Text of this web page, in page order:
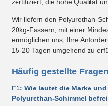
zertifiziert, die hohe Qualität
Wir liefern den Polyurethan-
20kg-Fässern, mit einer
ermöglichen uns, Ihre
15-20 Tagen umgehend zu
Häufig gestellte Fragen
F1: Wie lautet die Marke
Polyurethan-Schimmel